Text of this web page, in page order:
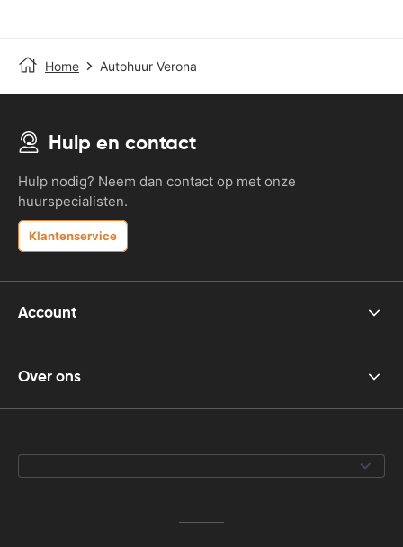
Home Autohuur Verona
Hulp en contact
Hulp nodig? Neem dan contact op met onze
huurspecialisten.
Klantenservice
Account
Over ons